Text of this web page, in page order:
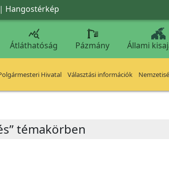
| Hangostérkép

Átláthatóság Pázmány Állami
Hivatal Választási információk
témakörben